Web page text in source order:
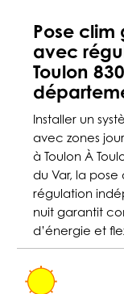
Pose
avec
Toulon
Installer un
avec zones
à Toulon À
du Var, la
régulation
nuit garantit
d’énergie et